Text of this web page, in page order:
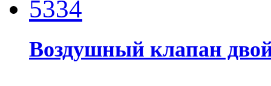
Воздушный клапан